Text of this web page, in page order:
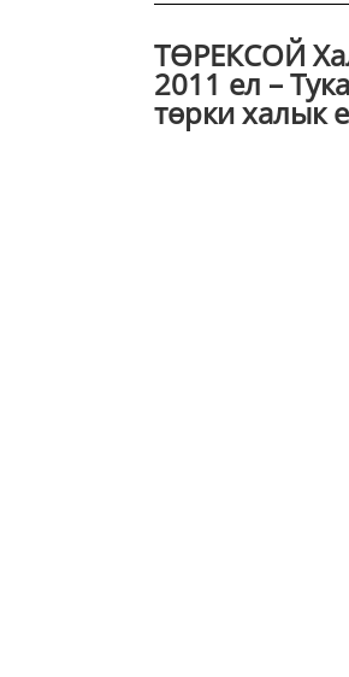
ТӨРЕКСОЙ
2011 ел –
төрки халык
яшәячәк. ...